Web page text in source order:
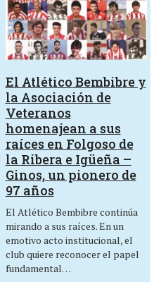
El Atlético Bembibre y
la Asociación de
Veteranos
homenajean a sus
raíces en Folgoso de
la Ribera e Igüeña –
Ginos, un pionero de
97 años
El Atlético Bembibre continúa
mirando a sus raíces. En un
emotivo acto institucional, el
club quiere reconocer el papel
fundamental…